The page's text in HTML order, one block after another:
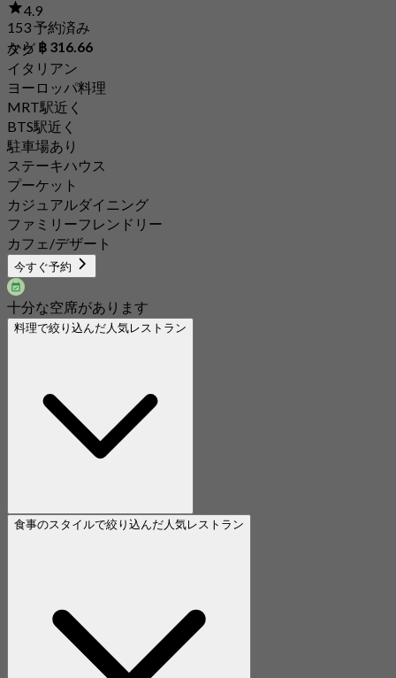
4.9
153 予約済み
から ฿ 316.66
タグ
イタリアン
ヨーロッパ料理
MRT駅近く
BTS駅近く
駐車場あり
ステーキハウス
プーケット
カジュアルダイニング
ファミリーフレンドリー
カフェ/デザート
今すぐ予約
十分な空席があります
料理で絞り込んだ人気レストラン
食事のスタイルで絞り込んだ人気レストラン